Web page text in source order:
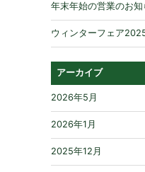
年末年始の営業のお知
ウィンターフェア
アーカイブ
2026年5月
2026年1月
2025年12月